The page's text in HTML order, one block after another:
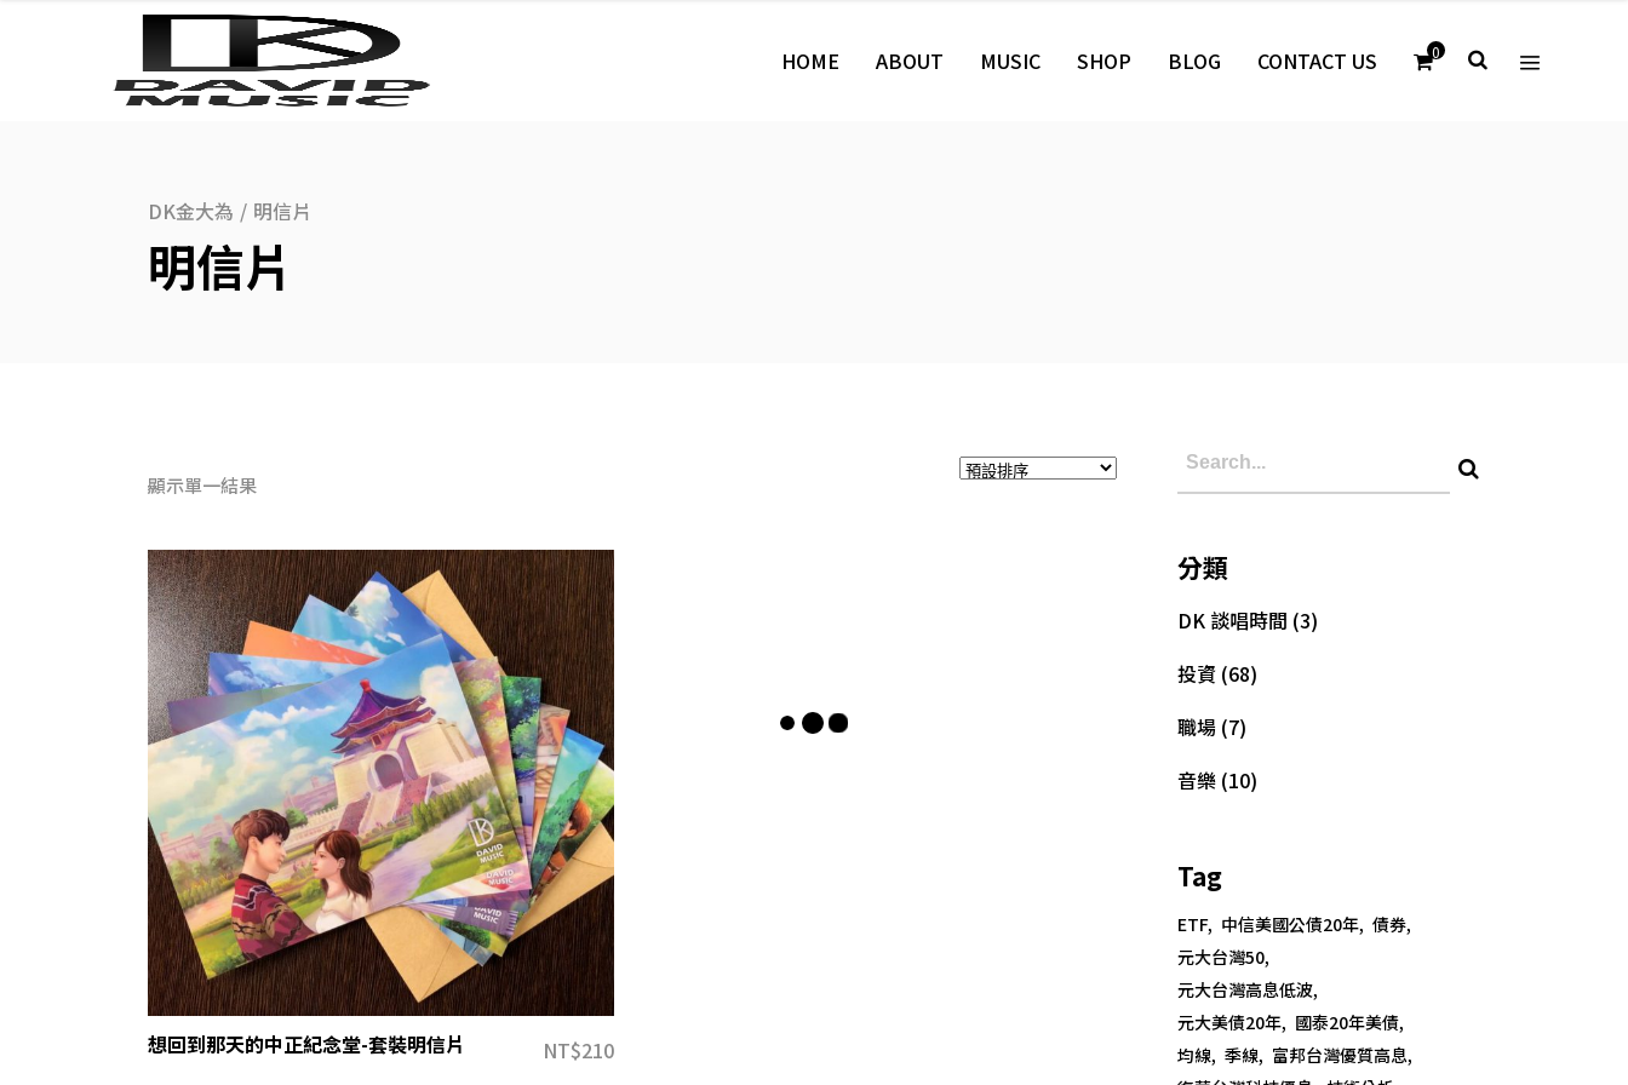
HOME ABOUT MUSIC SHOP BLOG CONTACT US 0
DK金大為 / 明信片
明信片
顯示單一結果
想回到那天的中正紀念堂-套裝明信片 NT$210
分類
DK 談唱時間 (3)
投資 (68)
職場 (7)
音樂 (10)
Tag
ETF 中信美國公債20年 債券
元大台灣50
元大台灣高息低波
元大美債20年 國泰20年美債
均線 季線 富邦台灣優質高息
Copyright @大為音樂整合行銷有限公司 David Music Integrated Marketing Co., Ltd.